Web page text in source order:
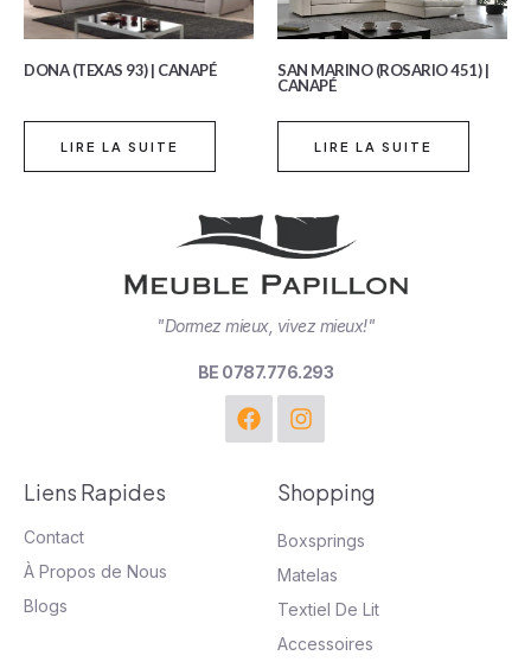
DONA (TEXAS 93) | CANAPÉ
LIRE LA SUITE
SAN MARINO (ROSARIO 451) |
CANAPÉ
LIRE LA SUITE
"Dormez mieux, vivez mieux!"
BE 0787.776.293
Liens Rapides
Contact
À Propos de Nous
Blogs
Shopping
Boxsprings
Matelas
Textiel De Lit
Accessoires